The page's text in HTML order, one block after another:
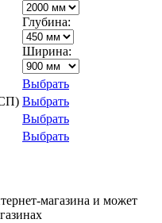
Глубина:
Ширина:
Выбрать
Выбрать
Выбрать
Выбрать
магазина и может